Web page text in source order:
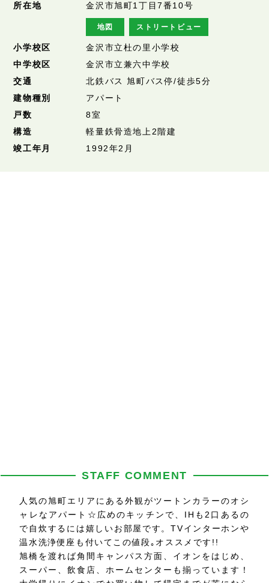
所在地
金沢市旭町1丁目7番10号
地図 ストリートビュー
小学校区
金沢市立杜の里小学校
中学校区
金沢市立兼六中学校
交通
北鉄バス 旭町バス停/徒歩5分
建物種別
アパート
戸数
8室
構造
軽量鉄骨造地上2階建
竣工年月
1992年2月
STAFF COMMENT
人気の旭町エリアにある外観がツートンカラーのオシ
ャレなアパート☆広めのキッチンで、IHも2口あるの
で自炊するには嬉しいお部屋です。TVインターホンや
温水洗浄便座も付いてこの値段｡オススメです!!
旭橋を渡れば角間キャンパス方面、イオンをはじめ、
スーパー、飲食店、ホームセンターも揃っています！